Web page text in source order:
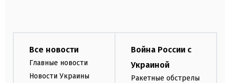
Все новости
Главные новости
Новости Украины
Война России с
Украиной
Ракетные обстрелы